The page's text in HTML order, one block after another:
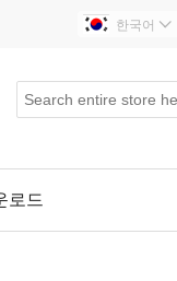
한국어 
로드